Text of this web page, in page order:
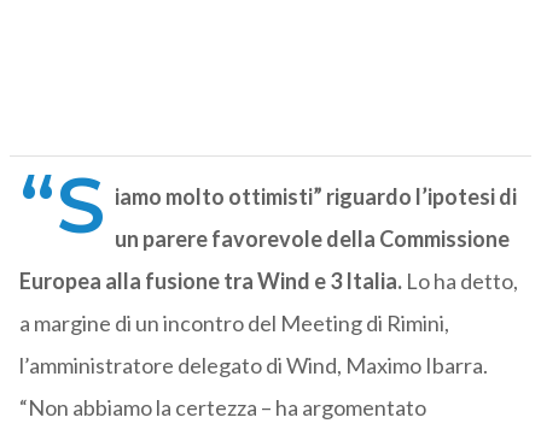
“S iamo molto ottimisti” riguardo l’ipotesi di
un parere favorevole della Commissione
Europea alla fusione tra Wind e 3 Italia.Lo ha detto,
a margine di un incontro del Meeting di Rimini,
l’amministratore delegato di Wind, Maximo Ibarra.
“Non abbiamo la certezza – ha argomentato